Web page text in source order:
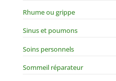
Rhume ou grippe
Sinus et poumons
Soins personnels
Sommeil réparateur